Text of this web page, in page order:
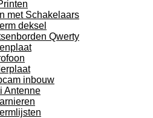
met Schakelaars
deksel
Qwerty
inbouw
Antenne